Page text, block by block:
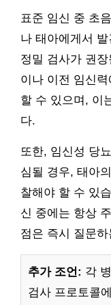
표준 임신 중 초
나 태아에게서
정밀 검사가 권
이나 이전 임신
할 수 있으며, 이
다.
또한, 임신성 당
심될 경우, 태아
찰해야 할 수 있
신 중에는 항상
점은 즉시 질문
추가 조언: 각
검사 프로토콜